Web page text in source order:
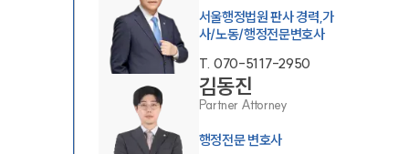
서울행정법원 판사 경력,가
사/노동/행정전문변호사
T. 070-5117-2950
김동진
Partner Attorney
행정전문 변호사